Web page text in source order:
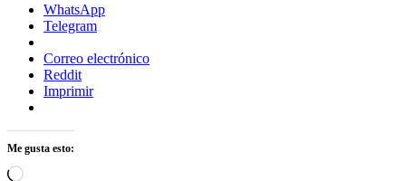
WhatsApp
Telegram
Correo electrónico
Reddit
Imprimir
Me gusta esto:
Cargando...